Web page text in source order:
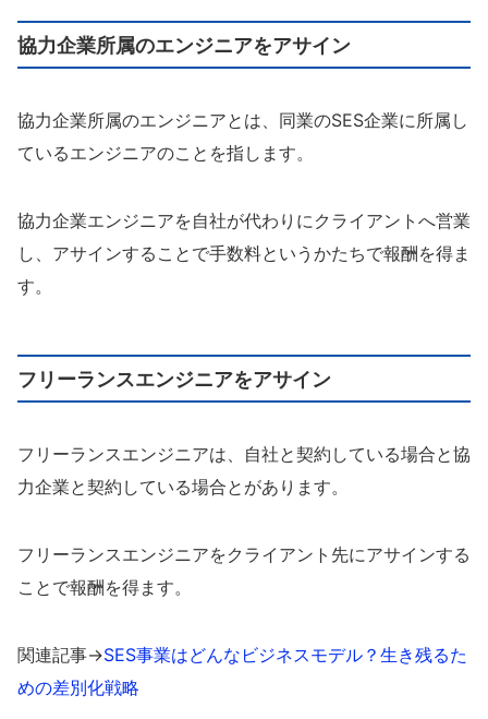
協力企業所属のエンジニアをアサイン
協力企業所属のエンジニアとは、同業のSES企業に所属し
ているエンジニアのことを指します。
協力企業エンジニアを自社が代わりにクライアントへ営業
し、アサインすることで手数料というかたちで報酬を得ま
す。
フリーランスエンジニアをアサイン
フリーランスエンジニアは、自社と契約している場合と協
力企業と契約している場合とがあります。
フリーランスエンジニアをクライアント先にアサインする
ことで報酬を得ます。
関連記事→SES事業はどんなビジネスモデル？生き残るた
めの差別化戦略